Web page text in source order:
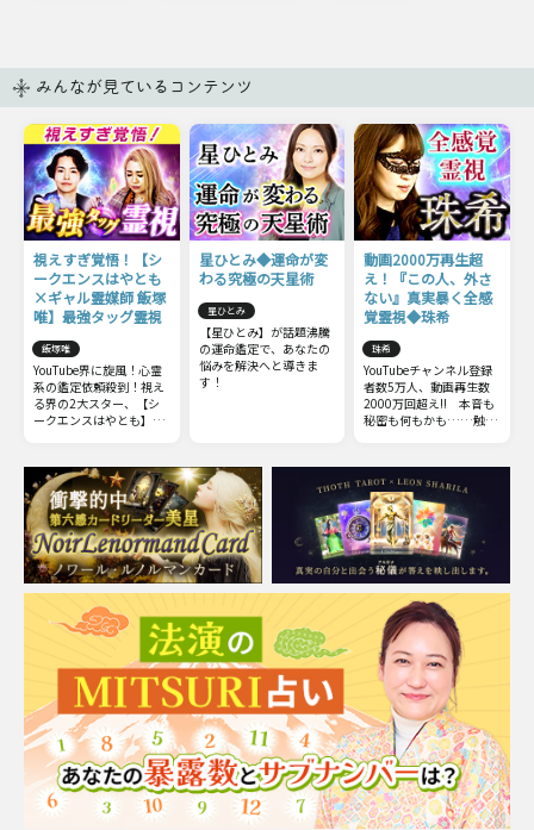
みんなが見ているコンテンツ
視えすぎ覚悟！【シ
ークエンスはやとも
×ギャル霊媒師 飯塚
唯】最強タッグ霊視
飯塚唯
YouTube界に旋風！心霊
系の鑑定依頼殺到！視え
る界の2大スター、【シ
ークエンスはやとも】
視点のコラボ霊視鑑定を
リアルに再現！
星ひとみ◆運命が変
わる究極の天星術
星ひとみ
【星ひとみ】が話題沸騰
の運命鑑定で、あなたの
悩みを解決へと導きま
す！
動画2000万再生超
え！『この人、外さ
ない』真実暴く全感
覚霊視◆珠希
珠希
YouTubeチャンネル登録
者数5万人、動画再生数
2000万回超え!! 本音も
秘密も何もかも……触れ
覚霊視をご体感下さい。